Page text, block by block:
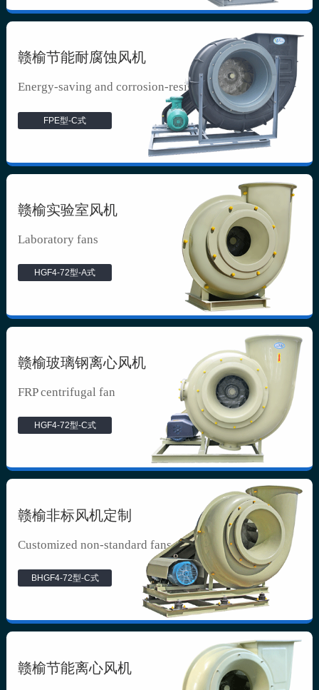
赣榆节能耐腐蚀风机
Energy-saving and corrosion-resista...
FPE型-C式
赣榆实验室风机
Laboratory fans
HGF4-72型-A式
赣榆玻璃钢离心风机
FRP centrifugal fan
HGF4-72型-C式
赣榆非标风机定制
Customized non-standard fans
BHGF4-72型-C式
赣榆节能离心风机